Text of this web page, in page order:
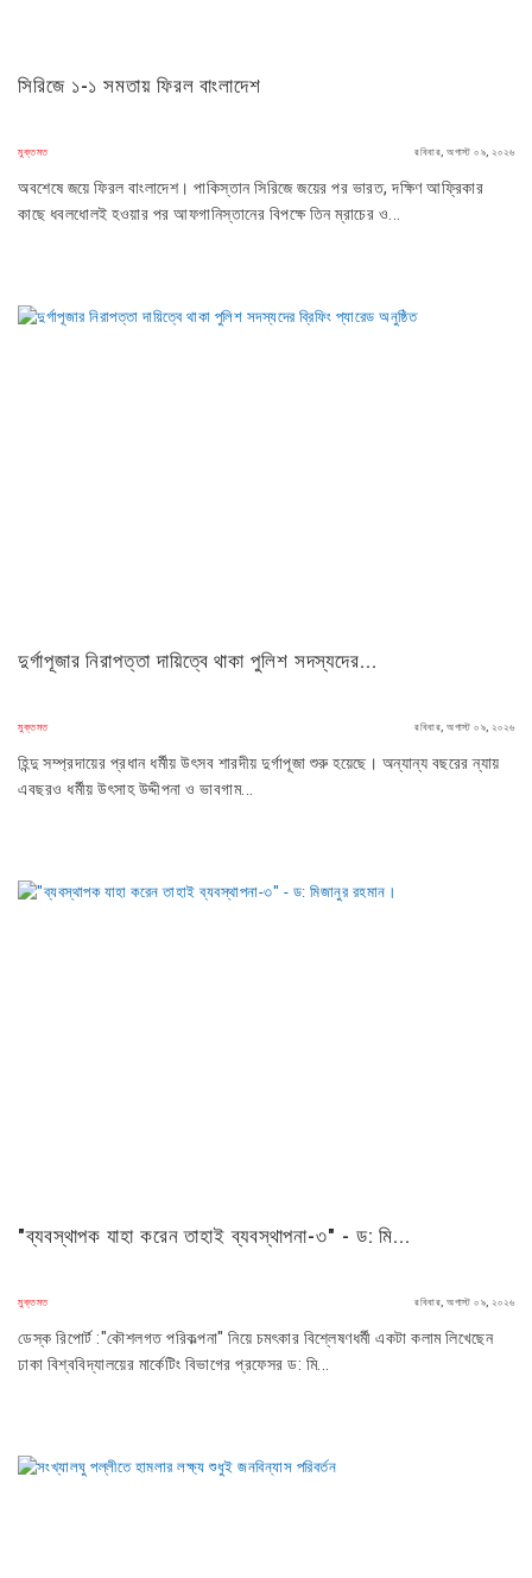
সিরিজে ১-১ সমতায় ফিরল বাংলাদেশ
মুক্তমত রবিবার, অগাস্ট ০৯, ২০২৬
অবশেষে জয়ে ফিরল বাংলাদেশ। পাকিস্তান সিরিজে জয়ের পর ভারত, দক্ষিণ আফ্রিকার
কাছে ধবলধোলই হওয়ার পর আফগানিস্তানের বিপক্ষে তিন ম্রাচের ও...
দুর্গাপূজার নিরাপত্তা দায়িত্বে থাকা পুলিশ সদস্যদের...
মুক্তমত রবিবার, অগাস্ট ০৯, ২০২৬
হিন্দু সম্প্রদায়ের প্রধান ধর্মীয় উৎসব শারদীয় দুর্গাপূজা শুরু হয়েছে। অন্যান্য বছরের ন্যায়
এবছরও ধর্মীয় উৎসাহ উদ্দীপনা ও ভাবগাম...
"ব্যবস্থাপক যাহা করেন তাহাই ব্যবস্থাপনা-৩" - ড: মি...
মুক্তমত রবিবার, অগাস্ট ০৯, ২০২৬
ডেস্ক রিপোর্ট :"কৌশলগত পরিকল্পনা" নিয়ে চমৎকার বিশ্লেষণধর্মী একটা কলাম লিখেছেন
ঢাকা বিশ্ববিদ্যালয়ের মার্কেটিং বিভাগের প্রফেসর ড: মি...